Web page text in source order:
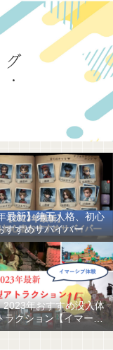
グ
最新】第五人格、初心
すすめサバイバー
2023年おすすめ没入体
ラクション【イマーシ
ブ体験】